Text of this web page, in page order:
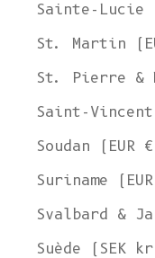
Sainte-Lucie
St. Martin
St. Pierre &
Saint-
Soudan (EUR
Suriname
Svalbard &
Suède (SEK